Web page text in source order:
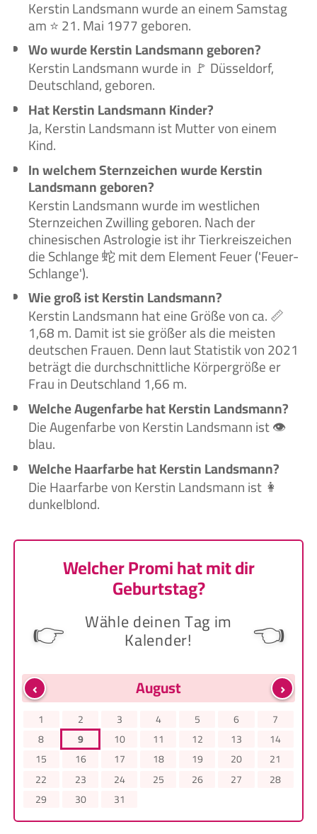
Kerstin Landsmann wurde an einem Samstag
am ⭐ 21. Mai 1977 geboren.
Wo wurde Kerstin Landsmann geboren?
Kerstin Landsmann wurde in 🚩 Düsseldorf,
Deutschland, geboren.
Hat Kerstin Landsmann Kinder?
Ja, Kerstin Landsmann ist Mutter von einem
Kind.
In welchem Sternzeichen wurde Kerstin
Landsmann geboren?
Kerstin Landsmann wurde im westlichen
Sternzeichen Zwilling geboren. Nach der
chinesischen Astrologie ist ihr Tierkreiszeichen
die Schlange 蛇 mit dem Element Feuer ('Feuer-
Schlange').
Wie groß ist Kerstin Landsmann?
Kerstin Landsmann hat eine Größe von ca. 📏
1,68 m. Damit ist sie größer als die meisten
deutschen Frauen. Denn laut Statistik von 2021
beträgt die durchschnittliche Körpergröße er
Frau in Deutschland 1,66 m.
Welche Augenfarbe hat Kerstin Landsmann?
Die Augenfarbe von Kerstin Landsmann ist 👁️
blau.
Welche Haarfarbe hat Kerstin Landsmann?
Die Haarfarbe von Kerstin Landsmann ist 👩
dunkelblond.
Welcher Promi hat mit dir
Geburtstag?
👉 Wähle deinen Tag im
Kalender! 👈
‹ ›
August
1 2 3 4 5 6
7
8
9 10 11 12 13
14
15
16 17 18 19 20
21
22
23 24 25 26 27
28
29
30 31